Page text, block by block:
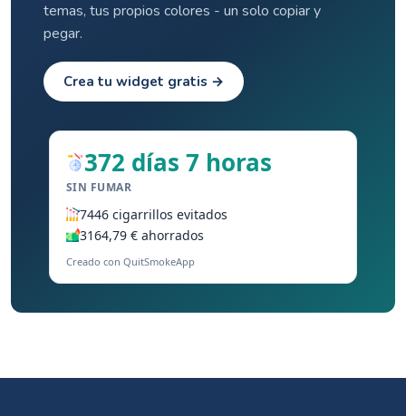
temas, tus propios colores - un solo copiar y
pegar.
Crea tu widget gratis →
372 días 7 horas
SIN FUMAR
7446 cigarrillos evitados
3164,79 € ahorrados
Creado con QuitSmokeApp